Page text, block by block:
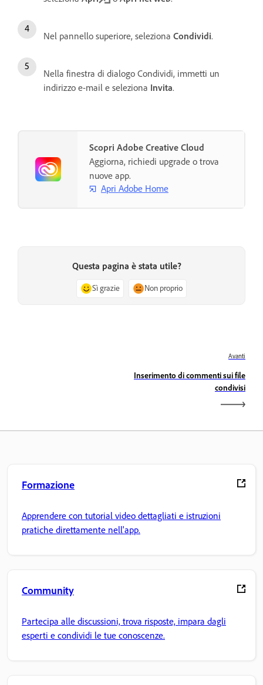
Nel pannello superiore, seleziona Condividi.
Nella finestra di dialogo Condividi, immetti un
indirizzo e-mail e seleziona Invita.
Scopri Adobe Creative Cloud
Aggiorna, richiedi upgrade o trova
nuove app.
Apri Adobe Home
Questa pagina è stata utile?
Sì grazie Non proprio
Avanti
Inserimento di commenti sui file
condivisi
Formazione
Apprendere con tutorial video dettagliati e istruzioni
pratiche direttamente nell'app.
Community
Partecipa alle discussioni, trova risposte, impara dagli
esperti e condividi le tue conoscenze.